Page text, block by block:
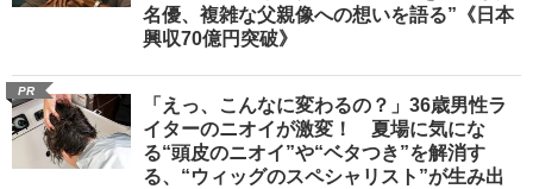
名優、複雑な父親像への想いを語る”《日本
興収70億円突破》
PR
「えっ、こんなに変わるの？」36歳男性ラ
イターのニオイが激変！ 夏場に気にな
る“頭皮のニオイ”や“ベタつき”を解消す
る、“ウィッグのスペシャリスト”が生み出